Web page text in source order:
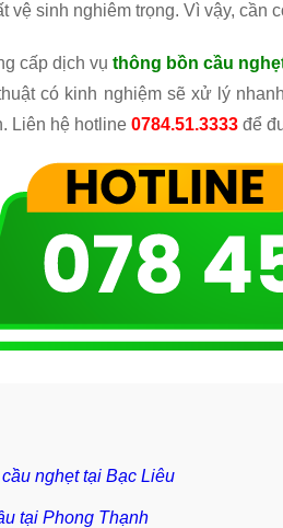
vệ sinh nghiêm trọng. Vì vậy, cần
cấp dịch vụ thông bồn cầu
có kinh nghiệm sẽ xử lý
Liên hệ hotline 0784.51.3333 để
nghẹt tại Bạc Liêu
tại Phong Thạnh